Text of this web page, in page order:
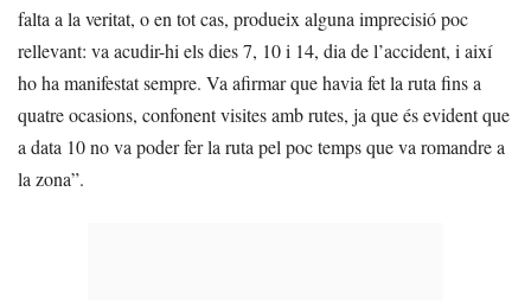
falta a la veritat, o en tot cas, produeix alguna imprecisió poc
rellevant: va acudir-hi els dies 7, 10 i 14, dia de l’accident, i així
ho ha manifestat sempre. Va afirmar que havia fet la ruta fins a
quatre ocasions, confonent visites amb rutes, ja que és evident que
a data 10 no va poder fer la ruta pel poc temps que va romandre a
la zona”.